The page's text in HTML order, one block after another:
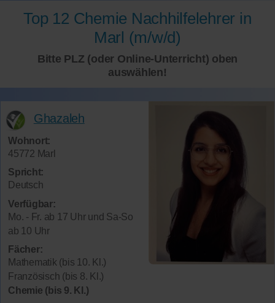
Top 12 Chemie Nachhilfelehrer in
Marl (m/w/d)
Bitte PLZ (oder Online-Unterricht) oben
auswählen!
Ghazaleh
Wohnort:
45772 Marl
Spricht:
Deutsch
Verfügbar:
Mo. - Fr. ab 17 Uhr und Sa-So
ab 10 Uhr
Fächer:
Mathematik (bis 10. Kl.)
Französisch (bis 8. Kl.)
Chemie (bis 9. Kl.)